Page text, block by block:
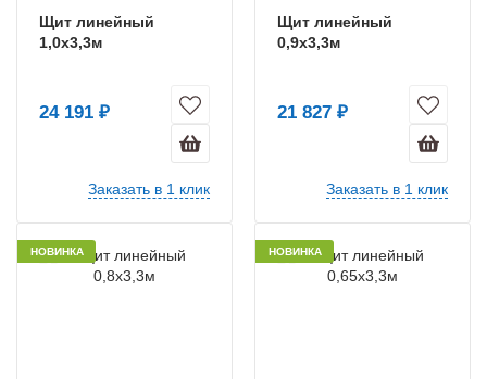
Щит линейный
1,0х3,3м
24 191 ₽
Заказать в 1 клик
Щит линейный
0,9х3,3м
21 827 ₽
Заказать в 1 клик
НОВИНКА НОВИНКА